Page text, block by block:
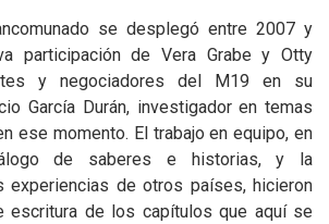
se desplegó entre 2007 y
participación de Vera Grabe y Otty
y negociadores del M19 en su
García Durán, investigador en temas
ese momento. El trabajo en equipo, en
de saberes e historias, y la
experiencias de otros países, hicieron
escritura de los capítulos que aquí se